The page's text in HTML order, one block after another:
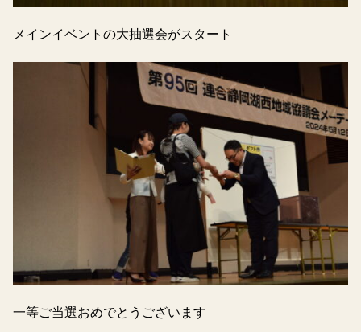
メインイベントの大抽選会がスタート
一等ご当選おめでとうございます